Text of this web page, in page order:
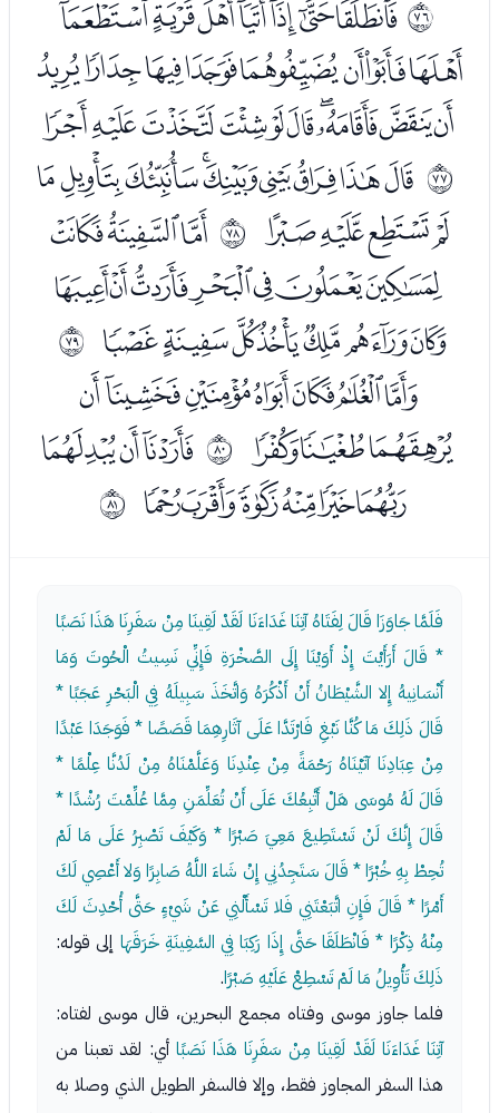
ﱋﭫﭬﭭﭮﭯﭰﭱ
ﭲﭳﭴﭵﭶﭷﭸﭹ
ﭺﭻﭼﭽﭾﭿﮀﮁﮂﮃ
ﱌ ﮅﮆﮇﮈﮉﮊﮋﮌﮍ
ﮎﮏﮐﮑ ﱍ ﮓﮔﮕ
ﮖﮗﮘﮙﮚﮛﮜ
ﮝﮞﮟﮠﮡﮢﮣ ﱎ
ﮥﮦﮧﮨﮩﮪﮫ
ﮬﮭﮮ ﱏ ﮰﮱﯓ
ﯔﯕﯖﯗﯘﯙ ﱐ
فَلَمَّا جَاوَزَا قَالَ لِفَتَاهُ آتِنَا غَدَاءَنَا لَقَدْ لَقِينَا مِنْ سَفَرِنَا هَذَا نَصَبًا
* قَالَ أَرَأَيْتَ إِذْ أَوَيْنَا إِلَى الصَّخْرَةِ فَإِنِّي نَسِيتُ الْحُوتَ وَمَا
أَنْسَانِيهُ إِلا الشَّيْطَانُ أَنْ أَذْكُرَهُ وَاتَّخَذَ سَبِيلَهُ فِي الْبَحْرِ عَجَبًا *
قَالَ ذَلِكَ مَا كُنَّا نَبْغِ فَارْتَدَّا عَلَى آثَارِهِمَا قَصَصًا * فَوَجَدَا عَبْدًا
مِنْ عِبَادِنَا آتَيْنَاهُ رَحْمَةً مِنْ عِنْدِنَا وَعَلَّمْنَاهُ مِنْ لَدُنَّا عِلْمًا *
قَالَ لَهُ مُوسَى هَلْ أَتَّبِعُكَ عَلَى أَنْ تُعَلِّمَنِ مِمَّا عُلِّمْتَ رُشْدًا *
قَالَ إِنَّكَ لَنْ تَسْتَطِيعَ مَعِيَ صَبْرًا * وَكَيْفَ تَصْبِرُ عَلَى مَا لَمْ
تُحِطْ بِهِ خُبْرًا * قَالَ سَتَجِدُنِي إِنْ شَاءَ اللَّهُ صَابِرًا وَلا أَعْصِي لَكَ
أَمْرًا * قَالَ فَإِنِ اتَّبَعْتَنِي فَلا تَسْأَلْنِي عَنْ شَيْءٍ حَتَّى أُحْدِثَ لَكَ
مِنْهُ ذِكْرًا * فَانْطَلَقَا حَتَّى إِذَا رَكِبَا فِي السَّفِينَةِ خَرَقَهَا إلى قوله:
ذَلِكَ تَأْوِيلُ مَا لَمْ تَسْطِعْ عَلَيْهِ صَبْرًا.
فلما جاوز موسى وفتاه مجمع البحرين، قال موسى لفتاه:
آتِنَا غَدَاءَنَا لَقَدْ لَقِينَا مِنْ سَفَرِنَا هَذَا نَصَبًا أي: لقد تعبنا من
هذا السفر المجاوز فقط، وإلا فالسفر الطويل الذي وصلا به